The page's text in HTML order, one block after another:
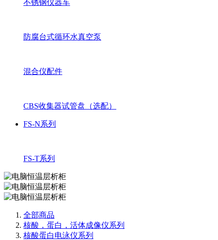
不锈钢仪器车
防腐台式循环水真空泵
混合仪配件
CBS收集器试管盘（选配）
FS-N系列
FS-T系列
全部商品
核酸，蛋白，活体成像仪系列
核酸蛋白电泳仪系列